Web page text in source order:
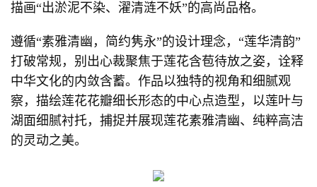
描画“出淤泥不染、濯清涟不妖”的高尚品格。
遵循“素雅清幽，简约隽永”的设计理念，“莲华清韵”
打破常规，别出心裁聚焦于莲花含苞待放之姿，诠释
中华文化的内敛含蓄。作品以独特的视角和细腻观
察，描绘莲花花瓣细长形态的中心点造型，以莲叶与
湖面细腻衬托，捕捉并展现莲花素雅清幽、纯粹高洁
的灵动之美。